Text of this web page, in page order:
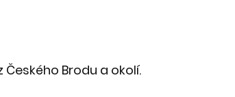
Brodu a okolí.